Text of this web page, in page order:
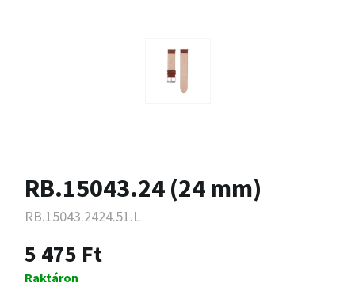
RB.15043.24 (24 mm)
RB.15043.2424.51.L
5 475 Ft
Raktáron